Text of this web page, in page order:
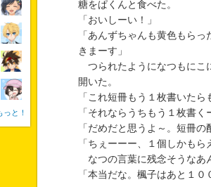
糖をぱくんと食べた。
「おいしーい！」
「あんずちゃんも黄色もら
きまーす」
つられたようになつもにこ
開いた。
「これ短冊もう１枚書いたら
「それならうちもう１枚書
「だめだと思うよ～。短冊
「ちぇーーー、１個しかもら
なつの言葉に残念そうなあ
「本当だな。楓子はあと１０
っと！